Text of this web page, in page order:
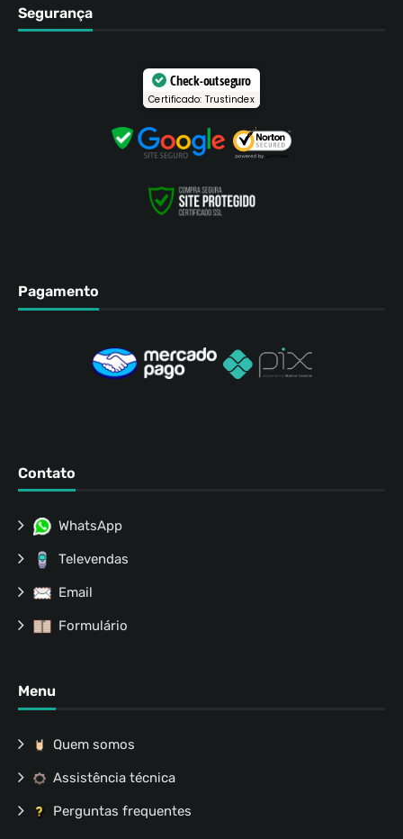
Segurança
Check-out seguro
Certificado: Trustindex
Pagamento
Contato
WhatsApp
Televendas
Email
Formulário
Menu
Quem somos
Assistência técnica
Perguntas frequentes